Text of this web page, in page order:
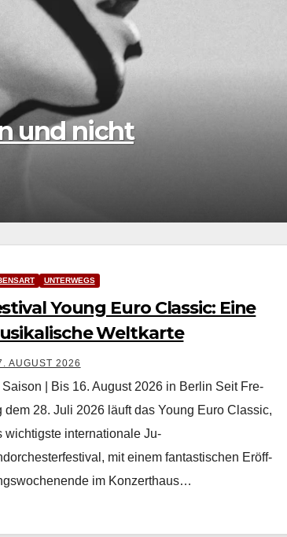
Eine musikalische
UNTERWEGS
Young Euro Classic: Eine
Weltkarte
AUGUST 2026
Saison | Bis 16. August 2026 in Berlin Seit Fre­
dem 28. Juli 2026 läuft das Young Euro Clas­sic,
wichtig­ste inter­na­tionale Ju­
mit einem fan­tastis­chen Eröff­
im Konz­erthaus…